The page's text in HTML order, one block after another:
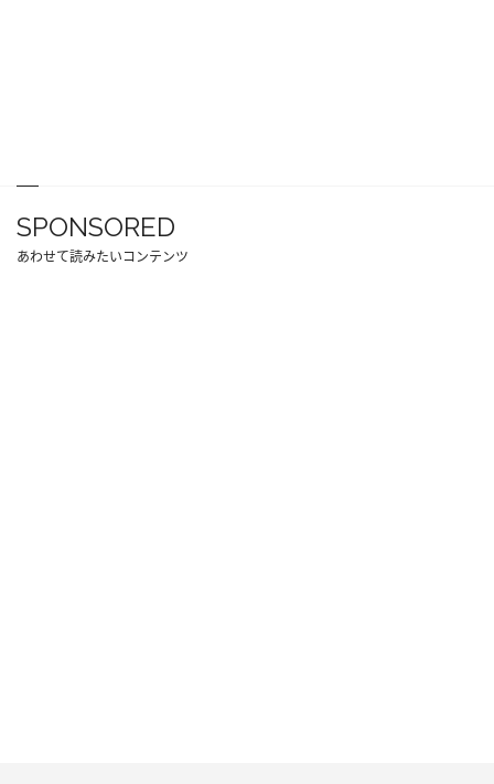
SPONSORED
あわせて読みたいコンテンツ